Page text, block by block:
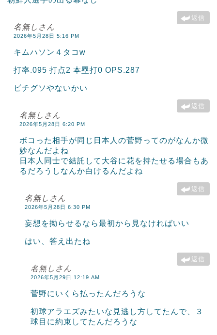
返信
名無しさん
2026年5月28日 5:16 PM
キムハソン４タコw
打率.095 打点2 本塁打0 OPS.287
ビチグソやないかい
返信
名無しさん
2026年5月28日 6:20 PM
ボコった相手が同じ日本人の菅野ってのがなんか微
妙なんだよね
日本人同士で結託して大谷に花を持たせる場合もあ
るだろうしなんか白けるんだよね
返信
名無しさん
2026年5月28日 6:30 PM
妄想を拗らせるなら最初から見なければいい
はい、答え出たね
返信
名無しさん
2026年5月29日 12:19 AM
菅野にいくら払ったんだろうな
初球アラエズみたいな見逃し方してたんで、３
球目に約束してたんだろうな